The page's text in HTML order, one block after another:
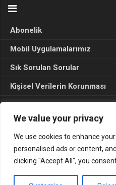
We value your privacy
We use cookies to enhance
personalised ads or content,
clicking "Accept All", you
Abonelik
Mobil Uygulamalarımız
Sık Sorulan Sorular
Kişisel Verilerin Korunması
Seçim Sonuçları 2024
Gerçek Hayat ©